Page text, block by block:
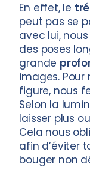
En effet, le
peut pas se
avec lui,
des poses
grande
images.
figure, nous
Selon la
laisser plus
Cela nous
afin d’éviter
bouger non